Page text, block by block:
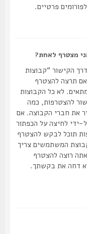
פרטיים.
לאחת?
“קבוצות
להצטרף
לא כל הקבוצות
כמה
חברי הקבוצה. אם
לחיצה על הכפתור
לבקש להצטרף
המשתמשים צריך
להצטרף
את בקשתך.